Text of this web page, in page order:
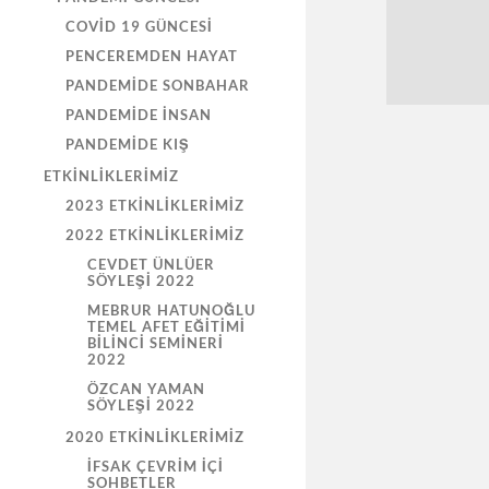
COVID 19 GÜNCESI
PENCEREMDEN HAYAT
PANDEMIDE SONBAHAR
PANDEMIDE İNSAN
PANDEMIDE KIŞ
ETKINLIKLERIMIZ
2023 ETKINLIKLERIMIZ
2022 ETKINLIKLERIMIZ
CEVDET ÜNLÜER
SÖYLEŞİ 2022
MEBRUR HATUNOĞLU
TEMEL AFET EĞİTİMİ
BİLİNCİ SEMİNERİ
2022
ÖZCAN YAMAN
SÖYLEŞİ 2022
2020 ETKINLIKLERIMIZ
İFSAK ÇEVRIM İÇI
SOHBETLER